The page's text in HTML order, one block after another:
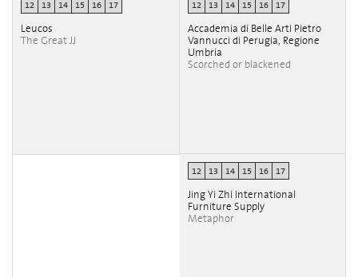
12 13 14 15 16 17
Leucos
The Great JJ
12 13 14 15 16 17
Accademia di Belle Arti Pietro
Vannucci di Perugia, Regione
Umbria
Scorched or blackened
12 13 14 15 16 17
Jing Yi Zhi International
Furniture Supply
Metaphor